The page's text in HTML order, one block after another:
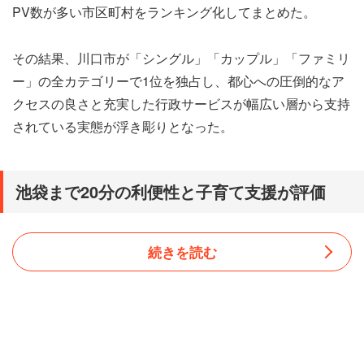
PV数が多い市区町村をランキング化してまとめた。
その結果、川口市が「シングル」「カップル」「ファミリ
ー」の全カテゴリーで1位を独占し、都心への圧倒的なア
クセスの良さと充実した行政サービスが幅広い層から支持
されている実態が浮き彫りとなった。
池袋まで20分の利便性と子育て支援が評価
続きを読む